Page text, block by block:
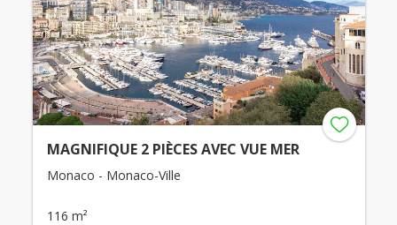
MAGNIFIQUE 2 PIÈCES AVEC VUE MER
Monaco - Monaco-Ville
116 m²